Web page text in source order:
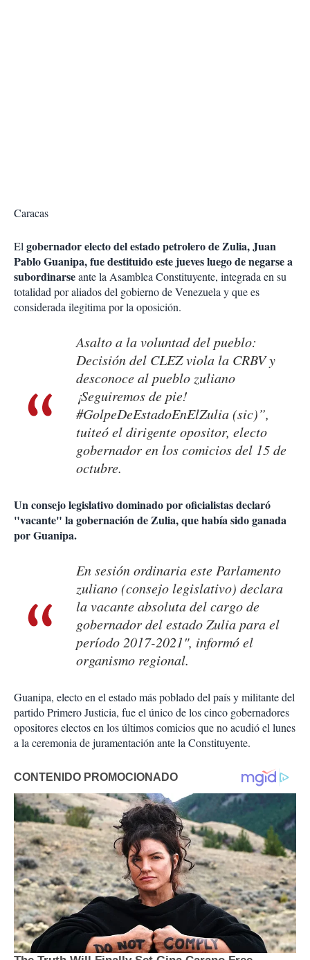
Caracas
Elgobernador electo del estado petrolero de Zulia, Juan
Pablo Guanipa, fue destituido este jueves luego de negarse a
subordinarseante la Asamblea Constituyente, integrada en su
totalidad por aliados del gobierno de Venezuela y que es
considerada ilegitima por la oposición.
Asalto a la voluntad del pueblo:
Decisión del CLEZ viola la CRBV y
desconoce al pueblo zuliano
¡Seguiremos de pie!
#GolpeDeEstadoEnElZulia (sic)”,
tuiteó el dirigente opositor, electo
gobernador en los comicios del 15 de
octubre.
Un consejo legislativo dominado por oficialistas declaró
"vacante" la gobernación de Zulia, que había sido ganada
por Guanipa.
En sesión ordinaria este Parlamento
zuliano (consejo legislativo) declara
la vacante absoluta del cargo de
gobernador del estado Zulia para el
período 2017-2021", informó el
organismo regional.
Guanipa, electo en el estado más poblado del país y militante del
partido Primero Justicia, fue el único de los cinco gobernadores
opositores electos en los últimos comicios que no acudió el lunes
a la ceremonia de juramentación ante la Constituyente.